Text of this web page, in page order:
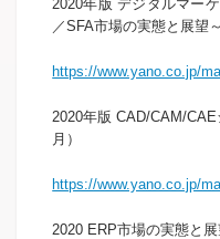
2020年版 デジタルマー
／SFA市場の実態と展望
https://www.yano.co.jp/
2020年版 CAD/CAM/
月）
https://www.yano.co.jp/
2020 ERP市場の実態と展